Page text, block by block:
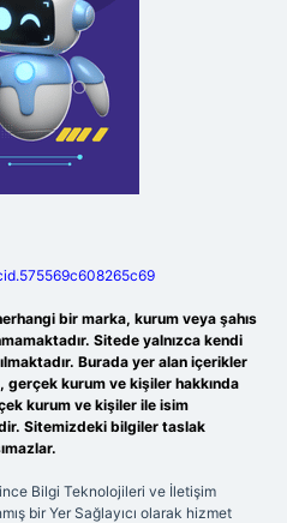
bir marka, kurum veya şahıs
Sitede yalnızca kendi
Burada yer alan içerikler
kurum ve kişiler hakkında
kurum ve kişiler ile isim
Sitemizdeki bilgiler taslak
Bilgi Teknolojileri ve İletişim
bir Yer Sağlayıcı olarak hizmet